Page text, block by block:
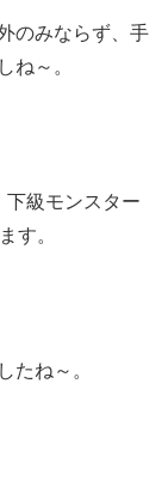
のみならず、手
ね～。
下級モンスター
す。
たね～。